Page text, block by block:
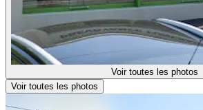
Voir toutes les photos
Voir toutes les photos